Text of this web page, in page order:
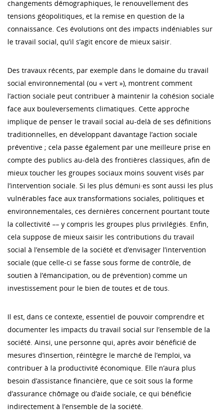
changements démographiques, le renouvellement des
tensions géopolitiques, et la remise en question de la
connaissance. Ces évolutions ont des impacts indéniables sur
le travail social, qu’il s’agit encore de mieux saisir.
Des travaux récents, par exemple dans le domaine du travail
social environnemental (ou « vert »), montrent comment
l’action sociale peut contribuer à maintenir la cohésion sociale
face aux bouleversements climatiques. Cette approche
implique de penser le travail social au-delà de ses définitions
traditionnelles, en développant davantage l’action sociale
préventive ; cela passe également par une meilleure prise en
compte des publics au-delà des frontières classiques, afin de
mieux toucher les groupes sociaux moins souvent visés par
l’intervention sociale. Si les plus démuni·es sont aussi les plus
vulnérables face aux transformations sociales, politiques et
environnementales, ces dernières concernent pourtant toute
la collectivité –– y compris les groupes plus privilégiés. Enfin,
cela suppose de mieux saisir les contributions du travail
social à l’ensemble de la société et d’envisager l’intervention
sociale (que celle-ci se fasse sous forme de contrôle, de
soutien à l’émancipation, ou de prévention) comme un
investissement pour le bien de toutes et de tous.
Il est, dans ce contexte, essentiel de pouvoir comprendre et
documenter les impacts du travail social sur l’ensemble de la
société. Ainsi, une personne qui, après avoir bénéficié de
mesures d’insertion, réintègre le marché de l’emploi, va
contribuer à la productivité économique. Elle n’aura plus
besoin d’assistance financière, que ce soit sous la forme
d’assurance chômage ou d’aide sociale, ce qui bénéficie
indirectement à l’ensemble de la société.